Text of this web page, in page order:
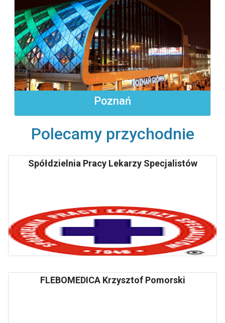
Poznań
Polecamy przychodnie
Spółdzielnia Pracy Lekarzy Specjalistów
FLEBOMEDICA Krzysztof Pomorski